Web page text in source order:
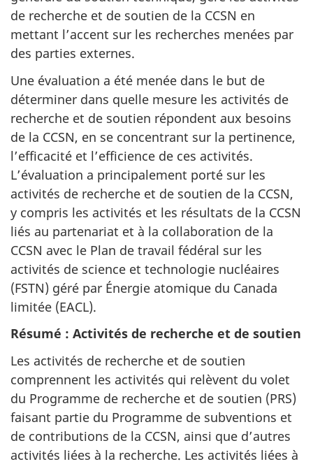
de recherche et de soutien de la CCSN en
mettant l’accent sur les recherches menées par
des parties externes.
Une évaluation a été menée dans le but de
déterminer dans quelle mesure les activités de
recherche et de soutien répondent aux besoins
de la CCSN, en se concentrant sur la pertinence,
l’efficacité et l’efficience de ces activités.
L’évaluation a principalement porté sur les
activités de recherche et de soutien de la CCSN,
y compris les activités et les résultats de la CCSN
liés au partenariat et à la collaboration de la
CCSN avec le Plan de travail fédéral sur les
activités de science et technologie nucléaires
(FSTN) géré par Énergie atomique du Canada
limitée (EACL).
Résumé : Activités de recherche et de soutien
Les activités de recherche et de soutien
comprennent les activités qui relèvent du volet
du Programme de recherche et de soutien (PRS)
faisant partie du Programme de subventions et
de contributions de la CCSN, ainsi que d’autres
activités liées à la recherche. Les activités liées à